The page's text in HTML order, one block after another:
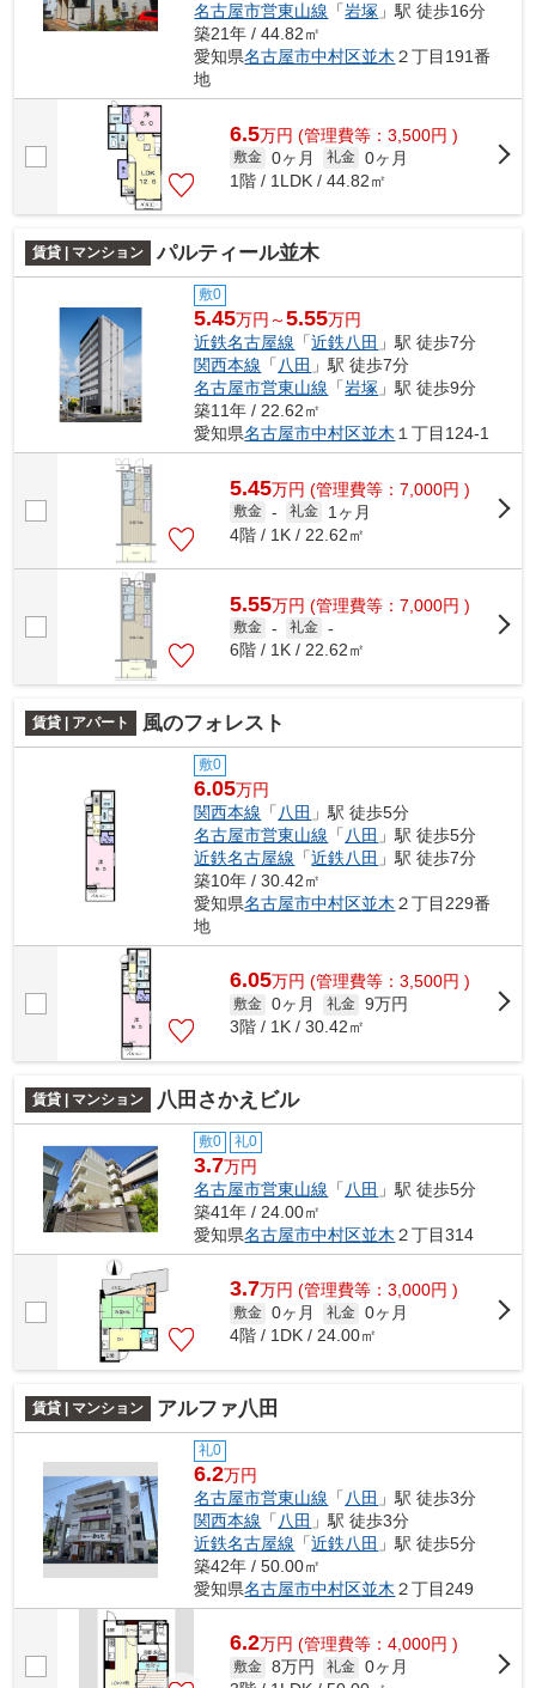
名古屋市営東山線 「岩塚 」駅 徒歩16分
築21年 / 44.82㎡
愛知県名古屋市中村区並木 ２丁目191番
地
6.5万円 (管理費等：3,500円 )
敷金 0ヶ月 礼金 0ヶ月
1階 / 1LDK / 44.82㎡
賃貸 | マンション パルティール並木
敷0
5.45万円～5.55万円
近鉄名古屋線 「近鉄八田 」駅 徒歩7分
関西本線 「 八田 」駅 徒歩7分
名古屋市営東山線 「岩塚 」駅 徒歩9分
築11年 / 22.62㎡
愛知県名古屋市中村区並木 １丁目124-1
5.45万円 (管理費等：7,000円 )
敷金 - 礼金
1ヶ月
4階 / 1K / 22.62㎡
5.55万円 (管理費等：7,000円 )
敷金 - 礼金 -
6階 / 1K / 22.62㎡
賃貸 | アパート 風のフォレスト
敷0
6.05万円
関西本線 「 八田 」駅 徒歩5分
名古屋市営東山線 「 八田 」駅 徒歩5分
近鉄名古屋線 「近鉄八田 」駅 徒歩7分
築10年 / 30.42㎡
愛知県名古屋市中村区並木 ２丁目229番
地
6.05万円 (管理費等：3,500円 )
敷金 0ヶ月 礼金 9万円
3階 / 1K / 30.42㎡
賃貸 | マンション 八田さかえビル
敷0 礼0
3.7万円
名古屋市営東山線 「 八田 」駅 徒歩5分
築41年 / 24.00㎡
愛知県名古屋市中村区並木 ２丁目314
3.7万円 (管理費等：3,000円 )
敷金 0ヶ月 礼金 0ヶ月
4階 / 1DK / 24.00㎡
賃貸 | マンション アルファ八田
礼0
6.2万円
名古屋市営東山線 「八田 」駅 徒歩3分
関西本線 「八田 」駅 徒歩3分
近鉄名古屋線 「近鉄八田 」駅 徒歩5分
築42年 / 50.00㎡
愛知県名古屋市中村区並木 ２丁目249
6.2万円 (管理費等：4,000円 )
敷金 8万円 礼金 0ヶ月